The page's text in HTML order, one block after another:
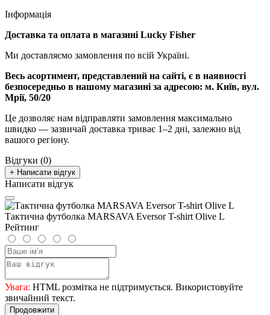
Інформація
Доставка та оплата в магазині Lucky Fisher
Ми доставляємо замовлення по всій Україні.
Весь асортимент, представлений на сайті, є в наявності
безпосередньо в нашому магазині за адресою: м. Київ, вул.
Мрії, 50/20
Це дозволяє нам відправляти замовлення максимально
швидко — зазвичай доставка триває 1–2 дні, залежно від
вашого регіону.
Відгуки (0)
+ Написати відгук
Написати відгук
Тактична футболка MARSAVA Eversor T-shirt Olive L
Рейтинг
Увага: HTML розмітка не підтримується. Використовуйте
звичайний текст.
Продовжити